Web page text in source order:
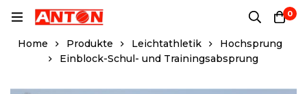
0
Home Produkte Leichtathletik
Hochsprung
Einblock-Schul- und Trainingsabsprung